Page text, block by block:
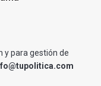
y para gestión de